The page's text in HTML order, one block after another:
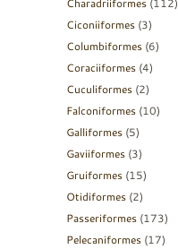
Ciconiiformes (3)
Columbiformes (6)
Coraciiformes (4)
Cuculiformes (2)
Falconiformes (10)
Galliformes (5)
Gaviiformes (3)
Gruiformes (15)
Otidiformes (2)
Passeriformes (173)
Pelecaniformes (17)